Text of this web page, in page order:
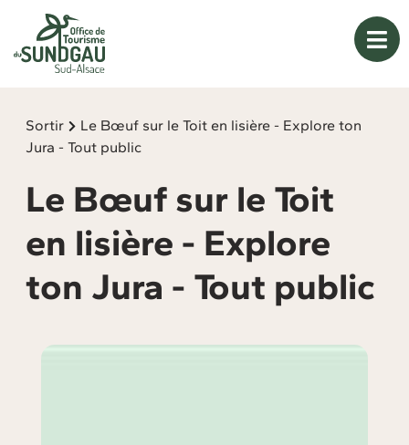
Sortir
Le Bœuf sur le Toit en lisière - Explore ton
Jura - Tout public
Le Bœuf sur le Toit
en lisière - Explore
ton Jura - Tout public
Panneau de gestion des cookies